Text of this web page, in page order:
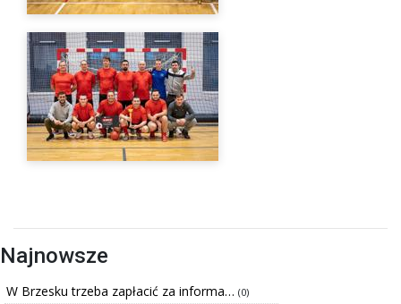
Najnowsze
W Brzesku trzeba zapłacić za informa… (0)